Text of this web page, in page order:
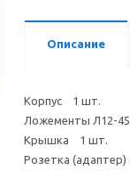
Описание
Корпус 1 шт.
Ложементы Л12-
Крышка 1 шт.
Розетка